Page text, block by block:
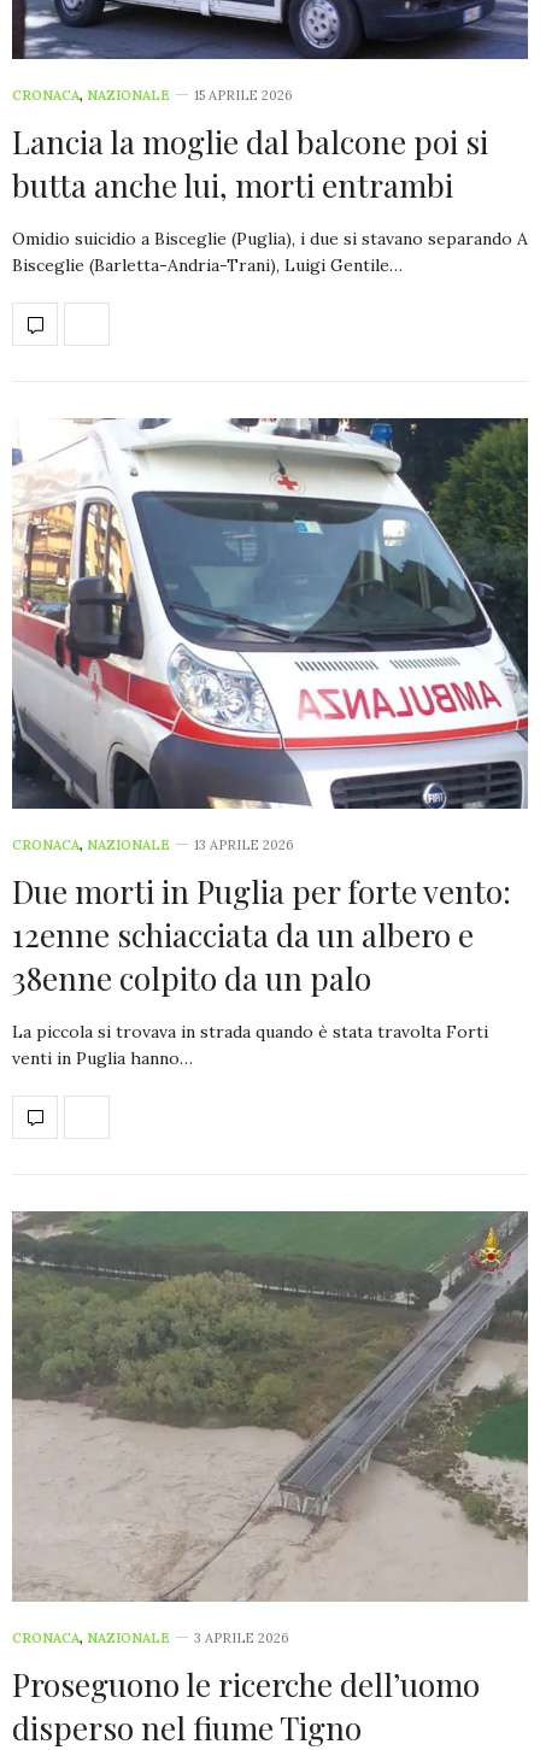
CRONACA, NAZIONALE 15 APRILE 2026
Lancia la moglie dal balcone poi si
butta anche lui, morti entrambi
Omidio suicidio a Bisceglie (Puglia), i due si stavano separando A
Bisceglie (Barletta-Andria-Trani), Luigi Gentile…
CRONACA, NAZIONALE 13 APRILE 2026
Due morti in Puglia per forte vento:
12enne schiacciata da un albero e
38enne colpito da un palo
La piccola si trovava in strada quando è stata travolta Forti
venti in Puglia hanno…
CRONACA, NAZIONALE 3 APRILE 2026
Proseguono le ricerche dell’uomo
disperso nel fiume Tigno